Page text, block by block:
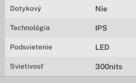
Dotykový Nie
Technológia IPS
Podsvietenie LED
Svietivosť 300nits